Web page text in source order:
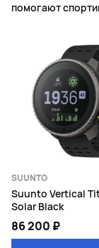
помогают
SUUNTO
Suunto Vertical
Solar Black
86 200 ₽